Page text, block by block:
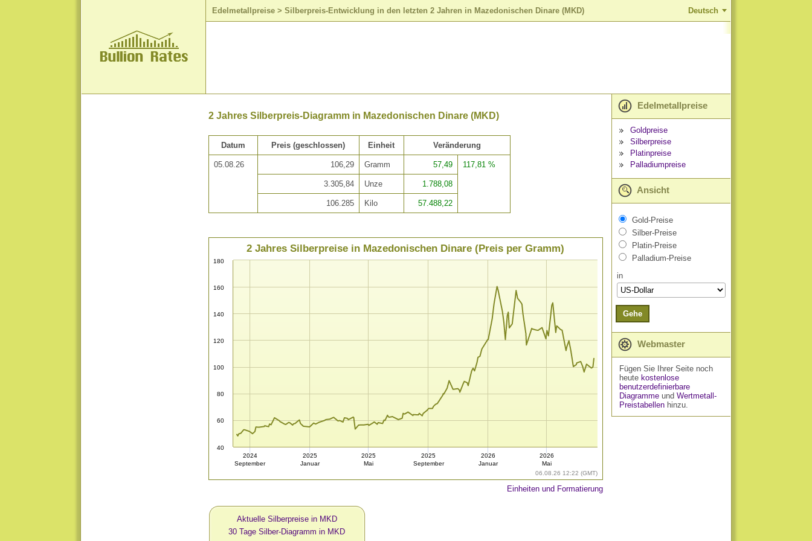
Edelmetallpreise > Silberpreis-Entwicklung in den letzten 2 Jahren in Mazedonischen Dinare (MKD) Deutsch
2 Jahres Silberpreis-Diagramm in Mazedonischen Dinare (MKD)
Datum Preis (geschlossen) Einheit Veränderung
05.08.26 106,29 Gramm 57,49 117,81 %
3.305,84 Unze 1.788,08
106.285 Kilo 57.488,22
06.08.26 12:22 (GMT)
2 Jahres Silberpreise in Mazedonischen Dinare (Preis per Gramm)
40
60
80
100
120
140
160
180
2024
September
2025
Januar
2025
Mai
2025
September
2026
Januar
2026
Mai
Einheiten und Formatierung
Aktuelle Silberpreise in MKD
30 Tage Silber-Diagramm in MKD
Edelmetallpreise
Goldpreise
Silberpreise
Platinpreise
Palladiumpreise
Ansicht
Gold-Preise
Silber-Preise
Platin-Preise
Palladium-Preise
in
Gehe
Webmaster
Fügen Sie Ihrer Seite noch
heute kostenlose
benutzerdefinierbare
Diagrammeund Wertmetall-
Preistabellenhinzu.